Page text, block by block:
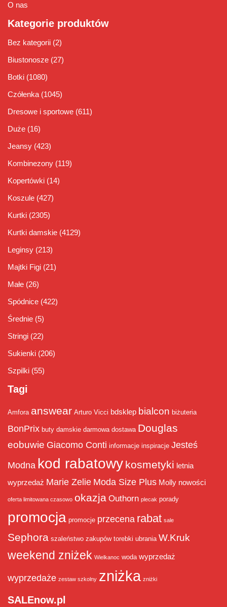
O nas
Kategorie produktów
Bez kategorii (2)
Biustonosze (27)
Botki (1080)
Czółenka (1045)
Dresowe i sportowe (611)
Duże (16)
Jeansy (423)
Kombinezony (119)
Kopertówki (14)
Koszule (427)
Kurtki (2305)
Kurtki damskie (4129)
Leginsy (213)
Majtki Figi (21)
Małe (26)
Spódnice (422)
Średnie (5)
Stringi (22)
Sukienki (206)
Szpilki (55)
Tagi
Amfora answear Arturo Vicci bdsklep bialcon biżuteria
BonPrix buty damskie darmowa dostawa Douglas
eobuwie Giacomo Conti informacje inspiracje Jesteś
Modna kod rabatowy kosmetyki letnia
wyprzedaż Marie Zelie Moda Size Plus Molly nowości
oferta limitowana czasowo okazja Outhorn plecak porady
promocja promocje przecena rabat sale
Sephora szaleństwo zakupów torebki ubrania W.Kruk
weekend zniżek Wielkanoc woda wyprzedaż
wyprzedaże zestaw szkolny zniżka zniżki
SALEnow.pl